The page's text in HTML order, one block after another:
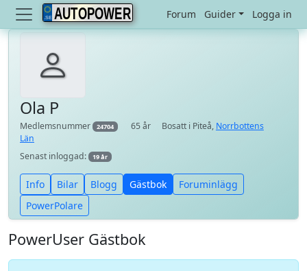
AUTOPOWER Forum Guider Logga in
Ola P
Medlemsnummer 24704 65 år Bosatt i Piteå, Norrbottens
Län
Senast inloggad:
19 år
Info Bilar Blogg Gästbok
Foruminlägg
PowerPolare
PowerUser Gästbok